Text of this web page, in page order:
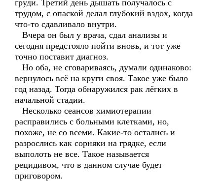
груди. Третий день дышать получалось с
трудом, с опаской делал глубокий вздох, когда
что-то сдавливало внутри.
Вчера он был у врача, сдал анализы и
сегодня предстояло пойти вновь, и тот уже
точно поставит диагноз.
Но оба, не сговариваясь, думали одинаково:
вернулось всё на круги своя. Такое уже было
год назад. Тогда обнаружился рак лёгких в
начальной стадии.
Несколько сеансов химиотерапии
расправились с больными клетками, но,
похоже, не со всеми. Какие-то остались и
разрослись как сорняки на грядке, если
выполоть не все. Такое называется
рецидивом, что в данном случае будет
приговором.